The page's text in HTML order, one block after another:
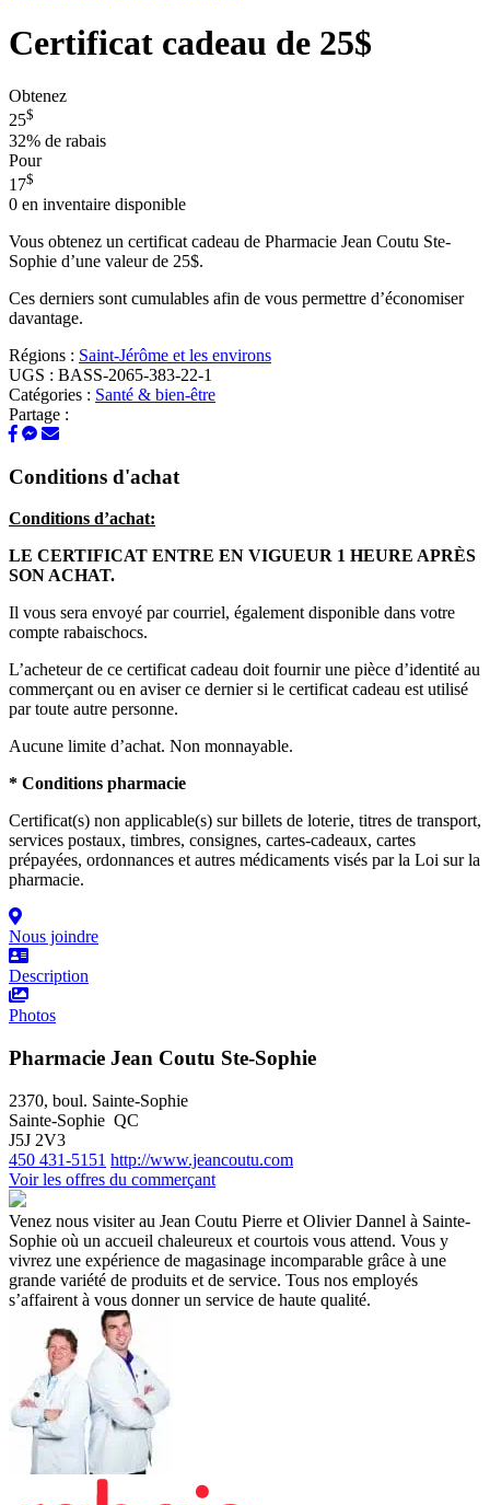
Certificat cadeau de 25$
Obtenez
25$
32% de rabais
Pour
17$
0 en inventaire disponible
Vous obtenez un certificat cadeau de Pharmacie Jean Coutu Ste-
Sophie d’une valeur de 25$.
Ces derniers sont cumulables afin de vous permettre d’économiser
davantage.
Régions : Saint-Jérôme et les environs
UGS : BASS-2065-383-22-1
Catégories : Santé & bien-être
Partage :
Conditions d'achat
Conditions d’achat:
LE CERTIFICAT ENTRE EN VIGUEUR 1 HEURE APRÈS
SON ACHAT.
Il vous sera envoyé par courriel, également disponible dans votre
compte rabaischocs.
L’acheteur de ce certificat cadeau doit fournir une pièce d’identité au
commerçant ou en aviser ce dernier si le certificat cadeau est utilisé
par toute autre personne.
Aucune limite d’achat. Non monnayable.
* Conditions pharmacie
Certificat(s) non applicable(s) sur billets de loterie, titres de transport,
services postaux, timbres, consignes, cartes-cadeaux, cartes
prépayées, ordonnances et autres médicaments visés par la Loi sur la
pharmacie.
Nous joindre
Description
Photos
Pharmacie Jean Coutu Ste-Sophie
2370, boul. Sainte-Sophie
Sainte-Sophie QC
J5J 2V3
450 431-5151 http://www.jeancoutu.com
Voir les offres du commerçant
Venez nous visiter au Jean Coutu Pierre et Olivier Dannel à Sainte-
Sophie où un accueil chaleureux et courtois vous attend. Vous y
vivrez une expérience de magasinage incomparable grâce à une
grande variété de produits et de service. Tous nos employés
s’affairent à vous donner un service de haute qualité.